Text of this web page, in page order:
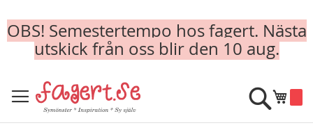
OBS! Semestertempo hos fagert. Nästa
utskick från oss blir den 10 aug.
to
Content
Min
Sök